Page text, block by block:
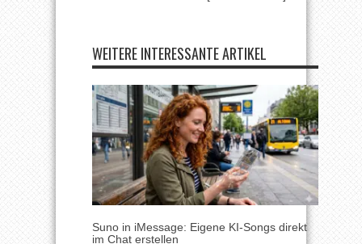
WEITERE INTERESSANTE ARTIKEL
Suno in iMessage: Eigene KI-Songs direkt
im Chat erstellen